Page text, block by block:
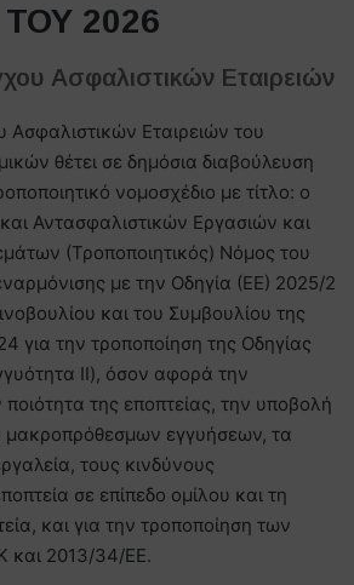
ΤΟΥ 2026
Ασφαλιστικών Εταιρειών
Ασφαλιστικών Εταιρειών του
θέτει σε δημόσια διαβούλευση
νομοσχέδιο με τίτλο: ο
Αντασφαλιστικών Εργασιών και
(Τροποποιητικός) Νόμος του
με την Οδηγία (ΕΕ) 2025/2
και του Συμβουλίου της
για την τροποποίηση της Οδηγίας
ΙΙ), όσον αφορά την
της εποπτείας, την υποβολή
μακροπρόθεσμων εγγυήσεων, τα
τους κινδύνους
σε επίπεδο ομίλου και τη
και για την τροποποίηση των
και 2013/34/ΕΕ.